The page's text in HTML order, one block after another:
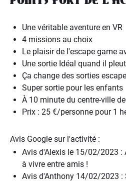
Une véritable aventure en VR
4 missions au choix
Le plaisir de l'escape game
Une sortie Idéal quand il pleut
Ça change des sorties
Super sortie pour les enfants
À 10 minute du centre-ville
Prix : 25 €/personne pour 1
Avis Google sur l'activité :
Avis d'Alexis le 15/02/2023 :
à vivre entre amis !
Avis d'Anthony 14/02/2023 :